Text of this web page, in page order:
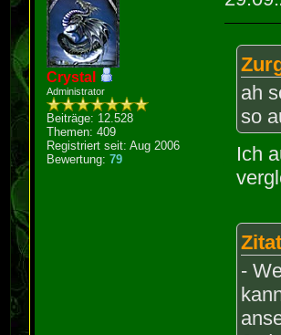
Crystal
Administrator
Beiträge: 12.528
Themen: 409
Registriert seit: Aug 2006
Bewertung:79
ah
so
Ich
-